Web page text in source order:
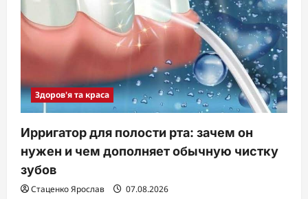
Здоров'я та краса
Ирригатор для полости рта: зачем он
нужен и чем дополняет обычную чистку
зубов
Стаценко Ярослав 07.08.2026